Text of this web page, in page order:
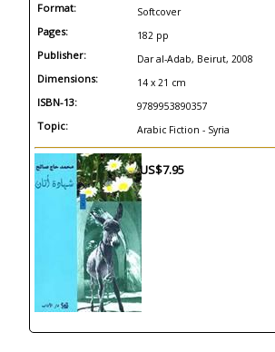
Format: Softcover
Pages: 182 pp
Publisher: Dar al-Adab, Beirut, 2008
Dimensions: 14 x 21 cm
ISBN-13: 9789953890357
Topic: Arabic Fiction - Syria
US$7.95